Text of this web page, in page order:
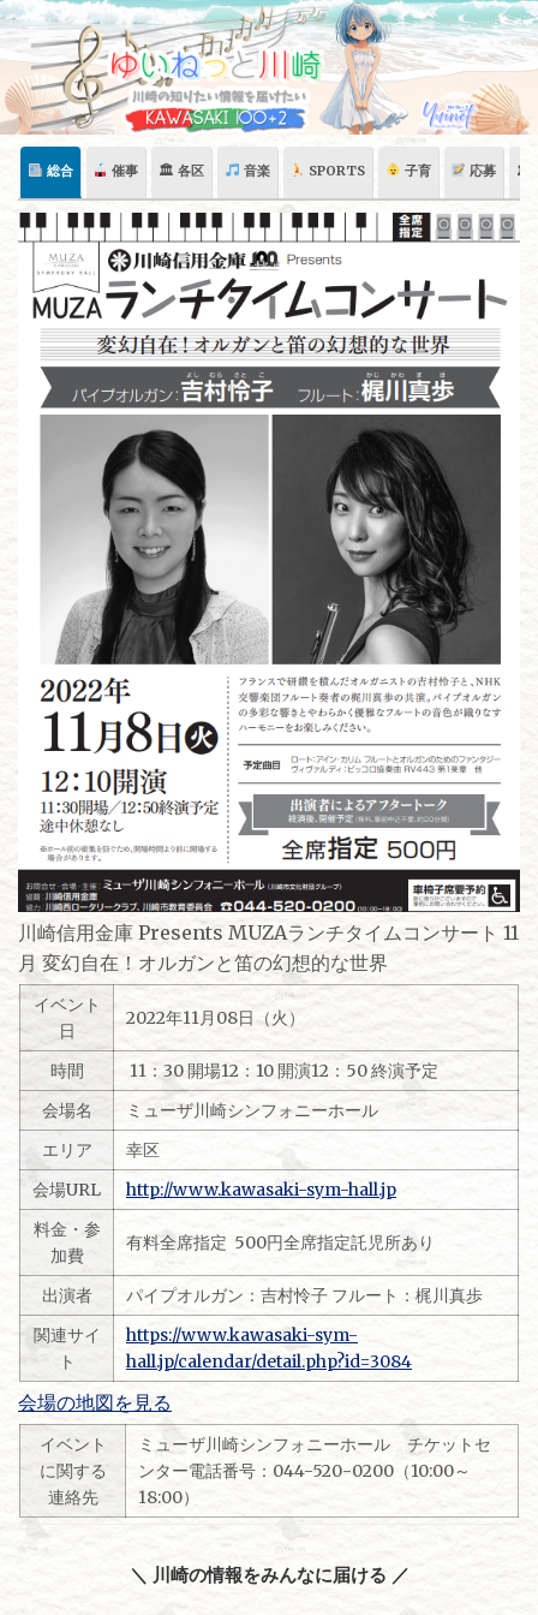
Skip
content
総合 催事 🏛 各区 音楽 SPORTS 子育 応募 🏛
川崎信用金庫 Presents MUZAランチタイムコンサート 11
月 変幻自在！オルガンと笛の幻想的な世界
イベント
日
2022年11月08日（火）
時間
11：30 開場12：10 開演12：50 終演予定
会場名
ミューザ川崎シンフォニーホール
エリア
幸区
会場URL
http://www.kawasaki-sym-hall.jp
料金・参
加費
有料全席指定 500円全席指定託児所あり
出演者
パイプオルガン：吉村怜子 フルート：梶川真歩
関連サイ
ト
https://www.kawasaki-sym-
hall.jp/calendar/detail.php?id=3084
会場の地図を見る
イベント
に関する
連絡先
ミューザ川崎シンフォニーホール チケットセ
ンター電話番号：044-520-0200（10:00～
18:00）
＼ 川崎の情報をみんなに届ける ／